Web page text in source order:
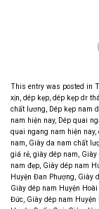
This entry was posted in
xịn, dép kẹp, dép kẹp dr
chất lương, Dép kẹp nam
nam hiện nay, Dép quai
quai ngang nam hiện nay,
nam, Giày da nam chất
giá rẻ, giày dép nam, Giày
nam đẹp, Giày dép nam
Huyện Đan Phượng, Giày
Giày dép nam Huyện
Đức, Giày dép nam Huyện